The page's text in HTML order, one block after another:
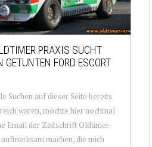
PRAXIS SUCHT
GETUNTEN FORD ESCORT
Suchen auf dieser Seite bereits
waren, möchte hier nochmal
Email der Zeitschrift Oldtimer-
machen, die mich